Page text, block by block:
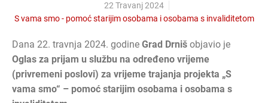
22 Travanj 2024
S vama smo - pomoć starijim osobama i osobama s invaliditetom
Dana 22. travnja 2024. godine Grad Drniš objavio je
Oglas za prijam u službu na određeno vrijeme
(privremeni poslovi) za vrijeme trajanja projekta „S
vama smo“ – pomoć starijim osobama i osobama s